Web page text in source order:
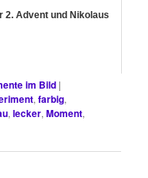
2. Advent und Nikolaus
im Bild |
,farbig,
,lecker,Moment,